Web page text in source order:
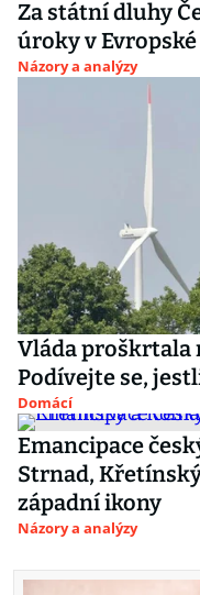
Za státní dluhy
úroky v
Názory a analýzy
Vláda proškrtala
Podívejte se,
Domácí
Emancipace
Strnad,
západní ikony
Názory a analýzy